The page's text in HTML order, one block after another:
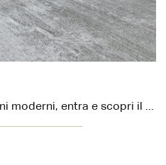
Se vuoi progettare soggiorni moderni, entra e scopri il mobile porta tv Vesa dell'azienda Sangiacomo, realizzato in metallo